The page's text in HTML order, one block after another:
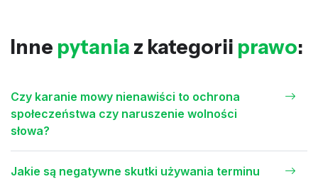
Inne pytania z kategorii prawo:
Czy karanie mowy nienawiści to ochrona
społeczeństwa czy naruszenie wolności
słowa?
Jakie są negatywne skutki używania terminu